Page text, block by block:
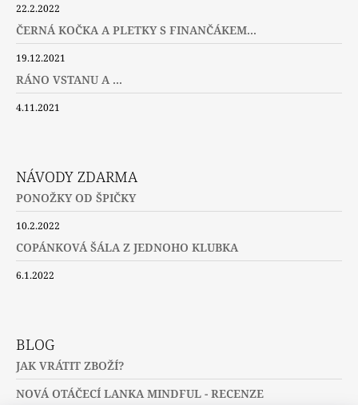
22.2.2022
ČERNÁ KOČKA A PLETKY S FINANČÁKEM...
19.12.2021
RÁNO VSTANU A ...
4.11.2021
NÁVODY ZDARMA
PONOŽKY OD ŠPIČKY
10.2.2022
COPÁNKOVÁ ŠÁLA Z JEDNOHO KLUBKA
6.1.2022
BLOG
JAK VRÁTIT ZBOŽÍ?
NOVÁ OTÁČECÍ LANKA MINDFUL - RECENZE